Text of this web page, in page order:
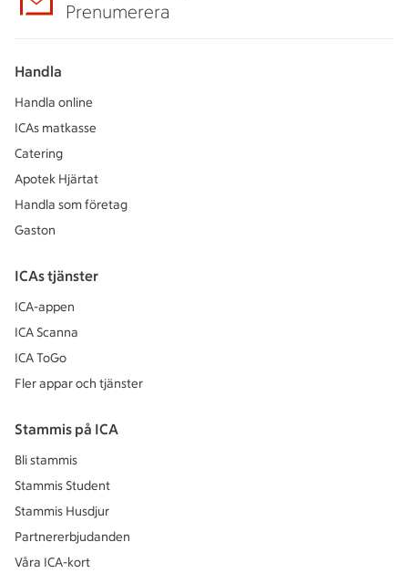
Prenumerera
Handla
Handla online
ICAs matkasse
Catering
Apotek Hjärtat
Handla som företag
Gaston
ICAs tjänster
ICA-appen
ICA Scanna
ICA ToGo
Fler appar och tjänster
Stammis på ICA
Bli stammis
Stammis Student
Stammis Husdjur
Partnererbjudanden
Våra ICA-kort